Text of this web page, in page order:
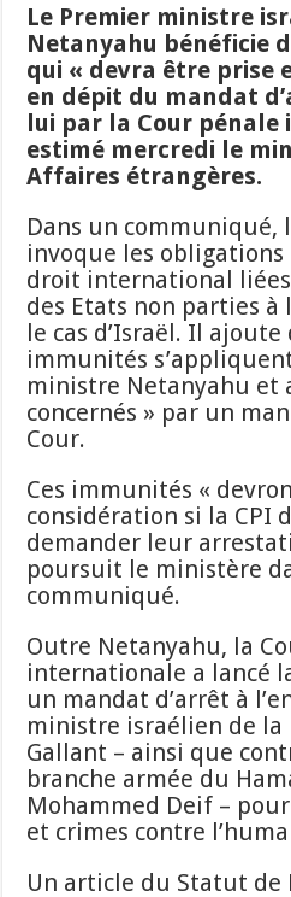
Le Premier ministre
Netanyahu bénéficie
qui « devra être prise
en dépit du mandat
lui par la Cour
estimé mercredi le
Affaires étrangères.
Dans un communiqué,
invoque les obligations
droit international
des Etats non parties à
le cas d’Israël. Il
immunités
ministre Netanyahu et
concernés » par un
Cour.
Ces immunités «
considération si la CPI
demander leur
poursuit le ministère
communiqué.
Outre Netanyahu, la
internationale a lancé
un mandat d’arrêt à
ministre israélien de la
Gallant – ainsi que
branche armée du
Mohammed Deif –
et crimes contre
Un article du Statut de